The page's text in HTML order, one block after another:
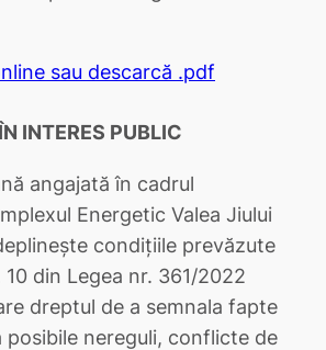
sau descarcă .pdf
INTERES PUBLIC
angajată în cadrul
Energetic Valea Jiului
condițiile prevăzute
din Legea nr. 361/2022
dreptul de a semnala fapte
posibile nereguli, conflicte de